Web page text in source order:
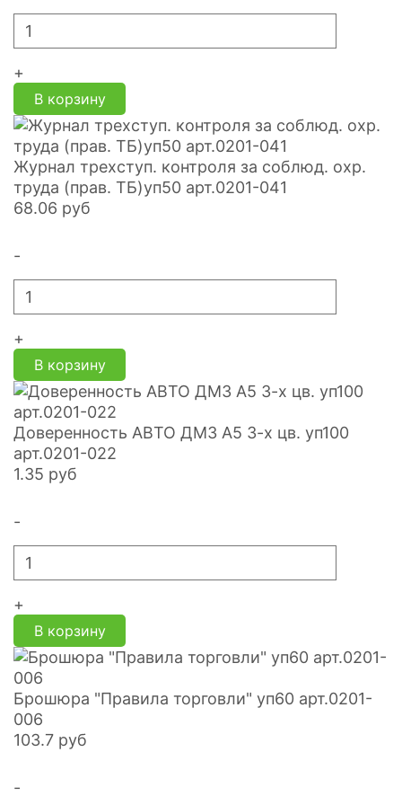
+
В корзину
Журнал трехступ. контроля за соблюд. охр.
труда (прав. ТБ)уп50 арт.0201-041
68.06 руб
-
+
В корзину
Доверенность АВТО ДМ3 А5 3-х цв. уп100
арт.0201-022
1.35 руб
-
+
В корзину
Брошюра "Правила торговли" уп60 арт.0201-
006
103.7 руб
-